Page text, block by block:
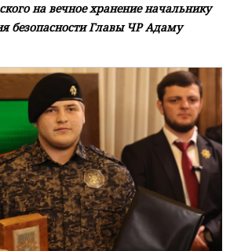
на вечное хранение начальнику
безопасности Главы ЧР Адаму